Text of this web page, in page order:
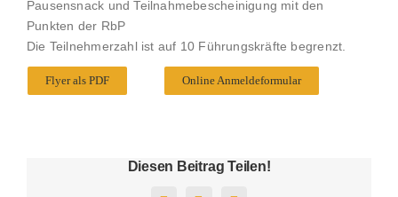
Pausensnack und Teilnahmebescheinigung mit den
Punkten der RbP
Die Teilnehmerzahl ist auf 10 Führungskräfte begrenzt.
Flyer als PDF Online Anmeldeformular
Diesen Beitrag Teilen!